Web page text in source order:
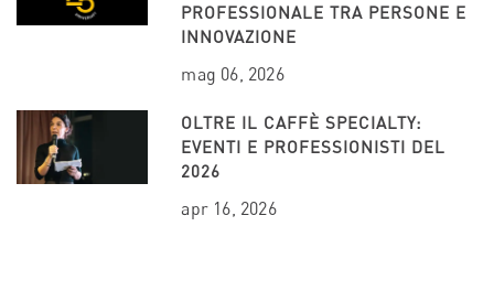
PROFESSIONALE TRA PERSONE E
INNOVAZIONE
mag 06, 2026
OLTRE IL CAFFÈ SPECIALTY:
EVENTI E PROFESSIONISTI DEL
2026
apr 16, 2026